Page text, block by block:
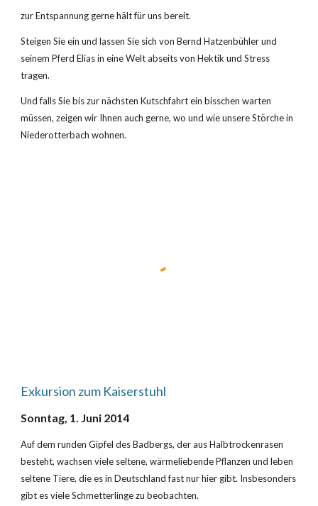
zur Entspannung gerne hält für uns bereit.
Steigen Sie ein und lassen Sie sich von Bernd Hatzenbühler und
seinem Pferd Elias in eine Welt abseits von Hektik und Stress
tragen.
Und falls Sie bis zur nächsten Kutschfahrt ein bisschen warten
müssen, zeigen wir Ihnen auch gerne, wo und wie unsere Störche in
Niederotterbach wohnen.
Exkursion zum Kaiserstuhl
Sonntag, 1. Juni 2014
Auf dem runden Gipfel des Badbergs, der aus Halbtrockenrasen
besteht, wachsen viele seltene, wärmeliebende Pflanzen und leben
seltene Tiere, die es in Deutschland fast nur hier gibt. Insbesonders
gibt es viele Schmetterlinge zu beobachten.